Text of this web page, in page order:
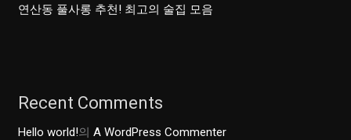
연산동 풀사롱 추천! 최고의 술집 모음
Recent Comments
Hello world!의A WordPress Commenter